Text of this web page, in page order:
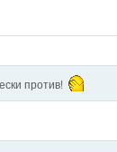
против!